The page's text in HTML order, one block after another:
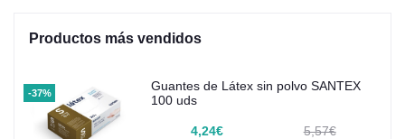
Productos más vendidos
-37%
Guantes de Látex sin polvo SANTEX
100 uds
4,24€ 5,57€